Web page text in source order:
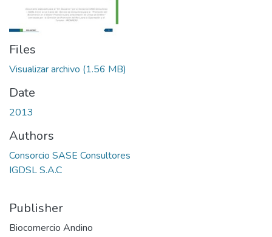
Files
Visualizar archivo (1.56 MB)
Date
2013
Authors
Consorcio SASE Consultores
IGDSL S.A.C
Publisher
Biocomercio Andino